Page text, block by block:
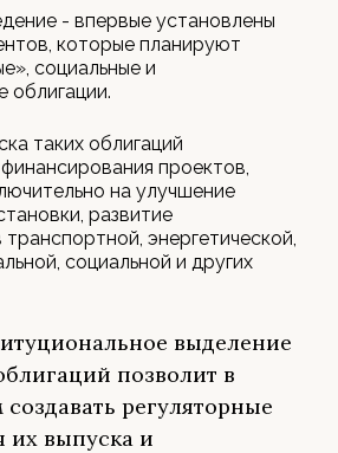
- впервые установлены
которые планируют
социальные и
облигации.
таких облигаций
проектов,
на улучшение
развитие
энергетической,
социальной и других
выделение
позволит в
регуляторные
их выпуска и